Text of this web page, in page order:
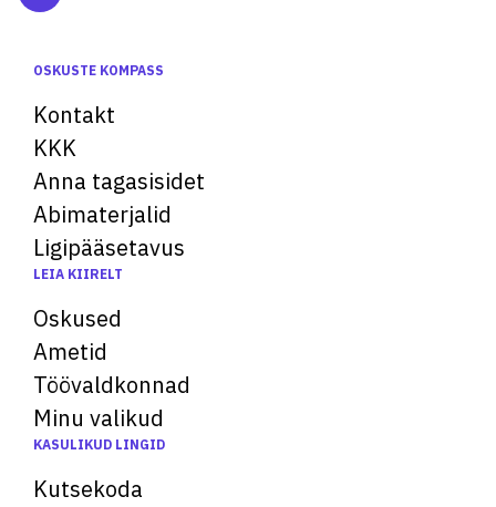
OSKUSTE KOMPASS
Kontakt
KKK
Anna tagasisidet
Abimaterjalid
Ligipääsetavus
LEIA KIIRELT
Oskused
Ametid
Töövaldkonnad
Minu valikud
KASULIKUD LINGID
Kutsekoda